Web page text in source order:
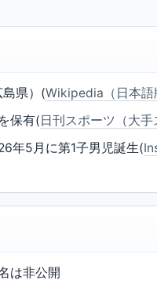
島県）(Wikipedia（日本語
保有(日刊スポーツ（大
年5月に第1子男児誕生(
は非公開